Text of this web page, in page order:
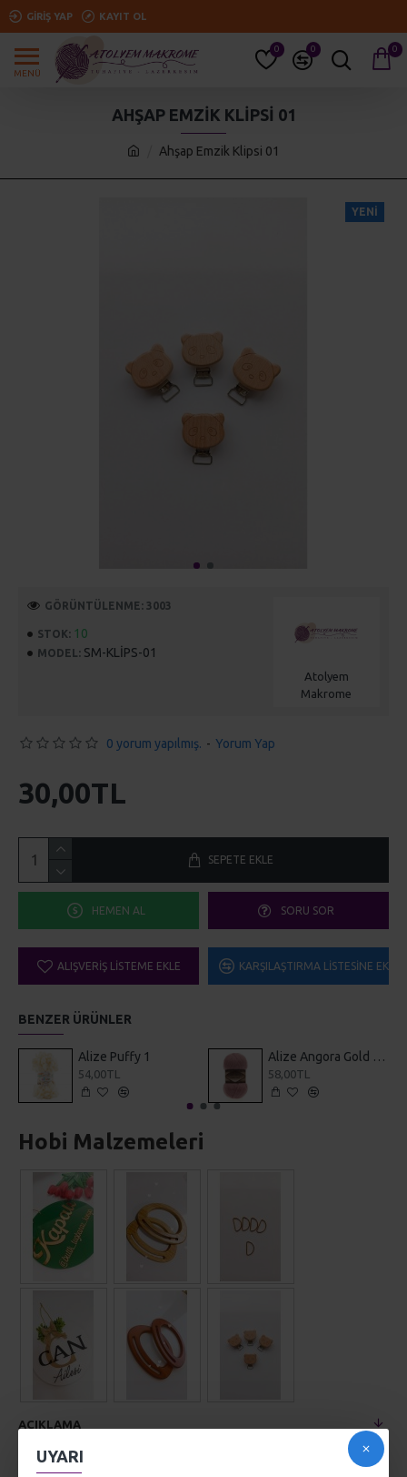
UYARI
GIRIŞ YAP KAYIT OL
0 0 0
Ahşap Emzik Klipsi 01
AHŞAP EMZIK KLIPSI 01
YENI
STOK: 10
MODEL: SM-KLİPS-01
Atolyem
Makrome
GÖRÜNTÜLENME: 3003
0 yorum yapılmış. - Yorum Yap
30,00TL
SEPETE EKLE
HEMEN AL SORU SOR
ALIŞVERIŞ LISTEME EKLE KARŞILAŞTIRMA LISTESINE EKLE
BENZER ÜRÜNLER
Alize Puffy 1
54,00TL
Alize Angora Gold Simli 144
58,00TL
Hobi Malzemeleri
AÇIKLAMA
Figürlü ahşap emzik klipsi...